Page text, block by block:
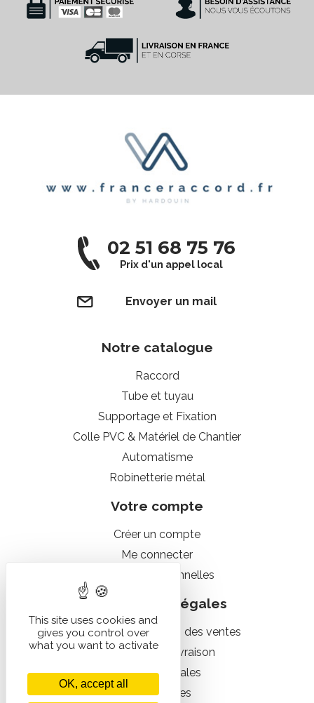
02 51 68 75 76
Prix d'un appel local
Envoyer un mail
Notre catalogue
Raccord
Tube et tuyau
Supportage et Fixation
Colle PVC & Matériel de Chantier
Automatisme
Robinetterie métal
Votre compte
Créer un compte
Me connecter
Données personnelles
Informations légales
Conditions générales des ventes
Conditions de livraison
Mentions légales
Infos cookies
This site uses cookies and
gives you control over
what you want to activate
OK, accept all